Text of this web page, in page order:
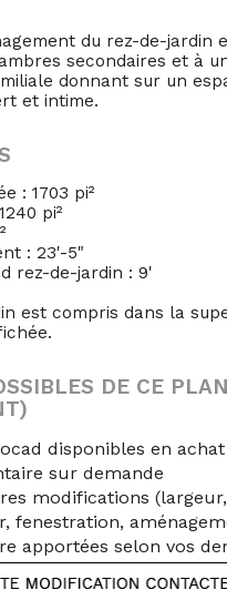
du rez-de-jardin
secondaires et à
donnant sur un
et intime.
: 1703 pi²
pi²
: 23'-5"
rez-de-jardin : 9'
est compris dans la
DE CE
disponibles en achat
sur demande
modifications (largeur,
fenestration,
apportées selon vos